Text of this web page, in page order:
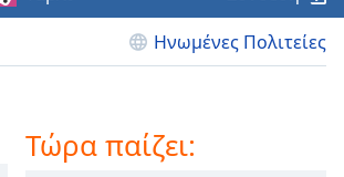
Ηνωμένες Πολιτείες
Τώρα παίζει: